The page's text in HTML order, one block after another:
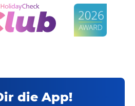
die App!